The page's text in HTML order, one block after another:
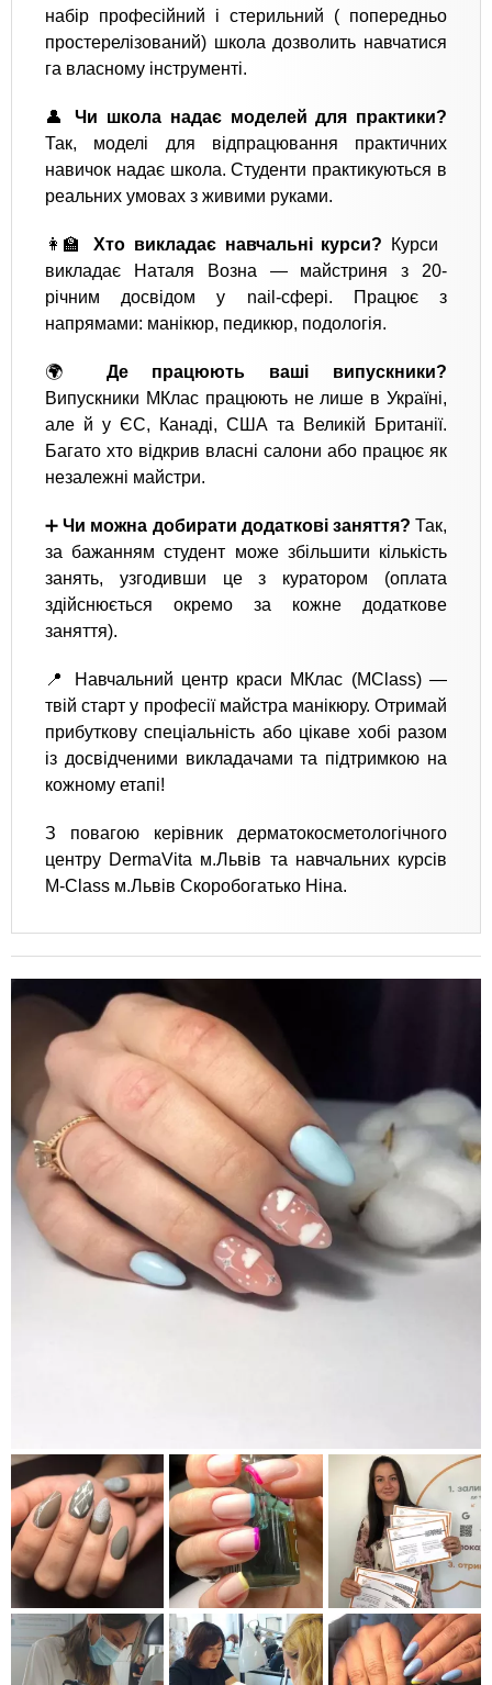
набір професійний і стерильний ( попередньо
простерелізований) школа дозволить навчатися
га власному інструменті.
👤Чи школа надає моделей для практики?
Так, моделі для відпрацювання практичних
навичок надає школа. Студенти практикуються в
реальних умовах з живими руками.
👩‍🏫 Хто викладає навчальні курси? Курси
викладає Наталя Возна — майстриня з 20-
річним досвідом у nail-сфері. Працює з
напрямами: манікюр, педикюр, подологія.
🌍 Де працюють ваші випускники?
Випускники МКлас працюють не лише в Україні,
але й у ЄС, Канаді, США та Великій Британії.
Багато хто відкрив власні салони або працює як
незалежні майстри.
➕Чи можна добирати додаткові заняття? Так,
за бажанням студент може збільшити кількість
занять, узгодивши це з куратором (оплата
здійснюється окремо за кожне додаткове
заняття).
📍 Навчальний центр краси МКлас (MClass) —
твій старт у професії майстра манікюру. Отримай
прибуткову спеціальність або цікаве хобі разом
із досвідченими викладачами та підтримкою на
кожному етапі!
З повагою керівник дерматокосметологічного
центру DermaVita м.Львів та навчальних курсів
M-Class м.Львів Скоробогатько Ніна.